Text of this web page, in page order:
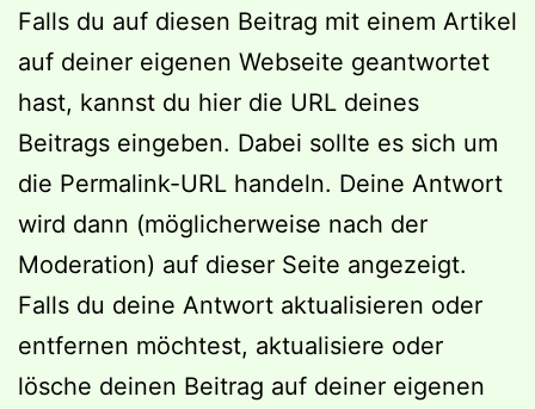
Falls du auf diesen Beitrag mit einem Artikel
auf deiner eigenen Webseite geantwortet
hast, kannst du hier die URL deines
Beitrags eingeben. Dabei sollte es sich um
die Permalink-URL handeln. Deine Antwort
wird dann (möglicherweise nach der
Moderation) auf dieser Seite angezeigt.
Falls du deine Antwort aktualisieren oder
entfernen möchtest, aktualisiere oder
lösche deinen Beitrag auf deiner eigenen